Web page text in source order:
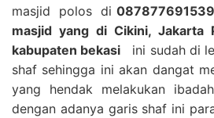
masjid polos di
masjid yang di Cikini, Jakarta
kabupaten bekasi ini sudah di
shaf sehingga ini akan dangat
yang hendak melakukan
dengan adanya garis shaf ini